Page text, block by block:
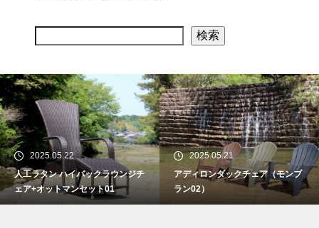
検索
2025.05.22
人工ラタン ハイバックラウンジチ
ェア+オットマンセット01
2025.05.21
アディロンダックチェア（モンブ
ラン02）